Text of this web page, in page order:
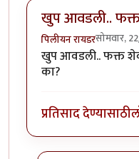
खुप आवडली..
पिलीयन रायडरसोमवार,
खुप आवडली.. फक्त
का?
प्रतिसाद देण्यासाठी